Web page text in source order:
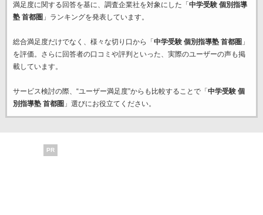
満足度に関する回答を基に、調査企業社を対象にした「 中学受験 個別指導
塾 首都圏 」ランキングを発表しています。
総合満足度だけでなく、様々な切り口から「 中学受験 個別指導塾 首都圏 」
を評価。さらに回答者の口コミや評判といった、実際のユーザーの声も掲
載しています。
サービス検討の際、“ユーザー満足度”からも比較することで「 中学受験 個
別指導塾 首都圏 」選びにお役立てください。
PR